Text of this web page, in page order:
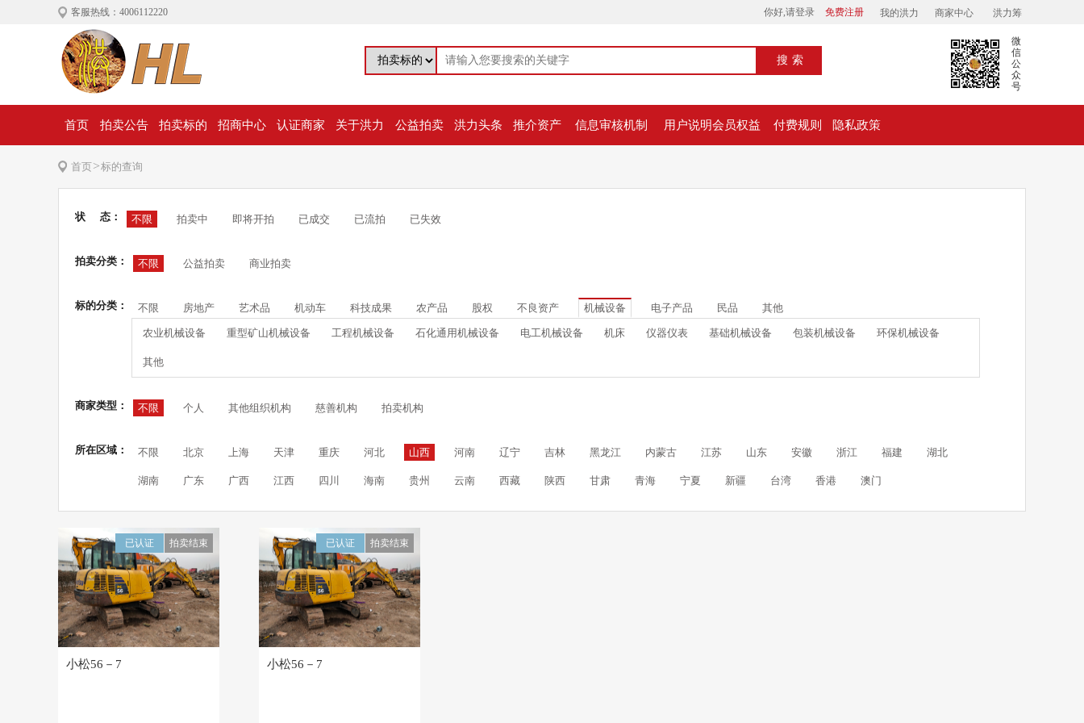
客服热线：4006112220 你好,请登录 免费注册 我的洪力 商家中心 洪力筹
搜索
微
信
公
众
号
首页 拍卖公告 拍卖标的 招商中心 认证商家 关于洪力 公益拍卖 洪力头条 推介资产 信息审核机制 用户说明会员权益 付费规则 隐私政策
首页>标的查询
状 态： 不限 拍卖中 即将开拍 已成交 已流拍 已失效
拍卖分类： 不限 公益拍卖 商业拍卖
标的分类： 不限 房地产 艺术品 机动车 科技成果 农产品 股权 不良资产 机械设备 电子产品 民品 其他
农业机械设备 重型矿山机械设备 工程机械设备 石化通用机械设备 电工机械设备 机床 仪器仪表 基础机械设备 包装机械设备 环保机械设备
其他
商家类型： 不限 个人 其他组织机构 慈善机构 拍卖机构
所在区域： 不限 北京 上海 天津 重庆 河北 山西 河南 辽宁 吉林 黑龙江 内蒙古 江苏 山东 安徽 浙江 福建 湖北
湖南 广东 广西 江西 四川 海南 贵州 云南 西藏 陕西 甘肃 青海 宁夏 新疆 台湾 香港 澳门
拍卖结束
已认证
小松56－7
拍卖结束
已认证
小松56－7